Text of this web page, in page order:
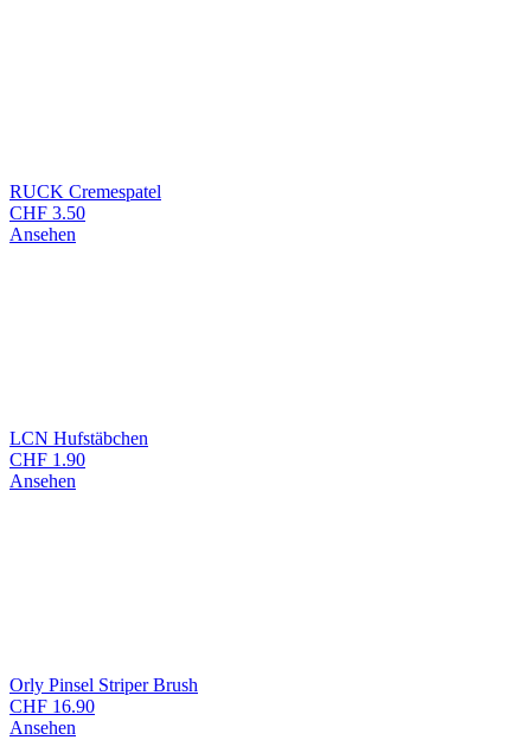
RUCK Cremespatel
CHF 3.50
Ansehen
LCN Hufstäbchen
CHF 1.90
Ansehen
Orly Pinsel Striper Brush
CHF 16.90
Ansehen